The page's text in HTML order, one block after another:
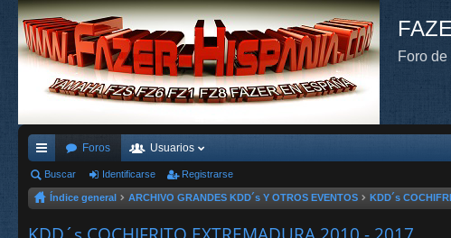
Foro
nl
ac
es
Foros Usuarios
Buscar Identificarse Registrarse
Índice general ARCHIVO GRANDES KDD´s Y OTROS EVENTOS KDD´s